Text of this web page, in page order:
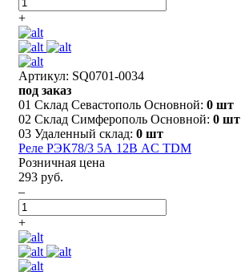
+
Артикул: SQ0701-0034
под заказ
01 Склад Севастополь Основной: 0 шт
02 Склад Симферополь Основной: 0 шт
03 Удаленный склад: 0 шт
Реле РЭК78/3 5А 12В AC TDM
Розничная цена
293 руб.
–
+